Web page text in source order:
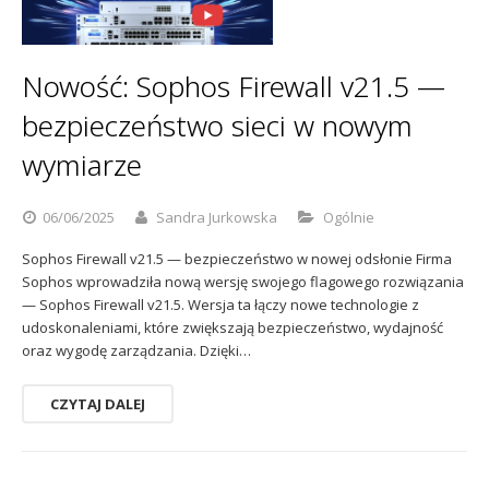
Sophos
Polityka prywatności
Nowość: Sophos Firewall v21.5 —
bezpieczeństwo sieci w nowym
wymiarze
06/06/2025 Sandra Jurkowska Ogólnie
Sophos Firewall v21.5 — bezpieczeństwo w nowej odsłonie Firma
Sophos wprowadziła nową wersję swojego flagowego rozwiązania
— Sophos Firewall v21.5. Wersja ta łączy nowe technologie z
udoskonaleniami, które zwiększają bezpieczeństwo, wydajność
oraz wygodę zarządzania. Dzięki…
CZYTAJ DALEJ